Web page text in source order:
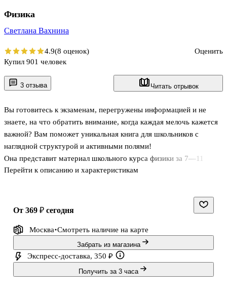
3 отзыва Читать отрывок
Вы готовитесь к экзаменам, перегружены информацией и не
знаете, на что обратить внимание, когда каждая мелочь кажется
важной? Вам поможет уникальная книга для школьников с
наглядной структурой и активными полями!
Она представит материал школьного курса физики за 7—11
классы в доступном изложении, а особый макет издания выделит
информации, сохраняя ваше время и увеличивая
разделам «Физика — наука о природе», «Механика»,
«Молекулярная физика», «Электродинамика», «Оптика»,
«Основы специальной теории относительности», «Кван
Перейти к описанию и характеристикам
Физика
Светлана Вахнина
4.9(8 оценок)
Оценить
Купил 901 человек
от 369 ₽ сегодня
Москва Смотреть наличие на карте
Забрать из магазина
Экспресс-доставка, 350 ₽
Получить за 3 часа